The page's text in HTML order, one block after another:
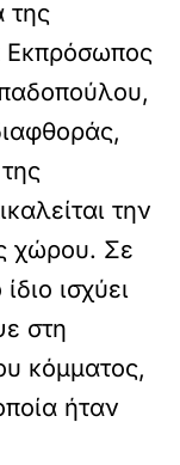
της
Εκπρόσωπος
την
χώρου. Σε
ισχύει
στη
κόμματος,
ήταν